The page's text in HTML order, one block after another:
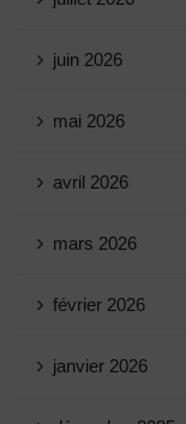
juin 2026
mai 2026
avril 2026
mars 2026
février 2026
janvier 2026